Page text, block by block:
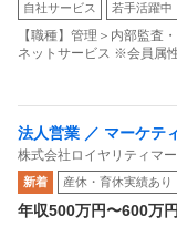
プライアンス推進担当
自社サービス 若手活躍中
【職種】管理＞内部監査
ネットサービス ※会員属
法人営業 ／ マーケテ
内最大級の共通ポイン
目指すデータマーケ
株式会社ロイヤリティマ
新着 産休・育休実績あり
年収500万円〜600万円